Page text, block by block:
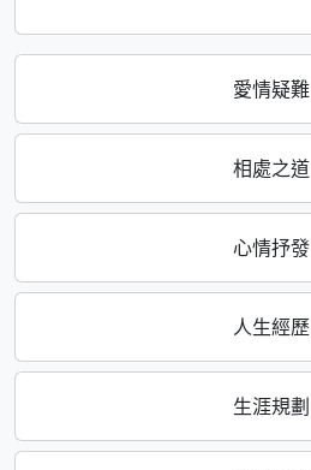
愛情疑難
相處之道
心情抒發
人生經歷
生涯規劃